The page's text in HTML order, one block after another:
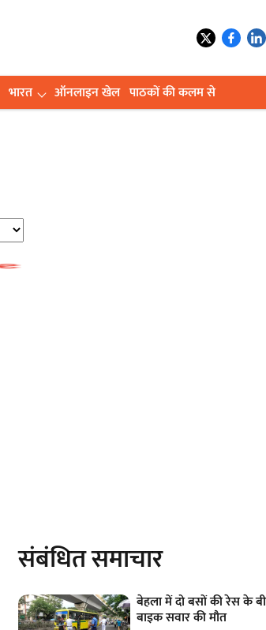
भारत ऑनलाइन खेल पाठकों की कलम से
संबंधित समाचार
बेहला में दो बसों की रेस के
बाइक सवार की मौत